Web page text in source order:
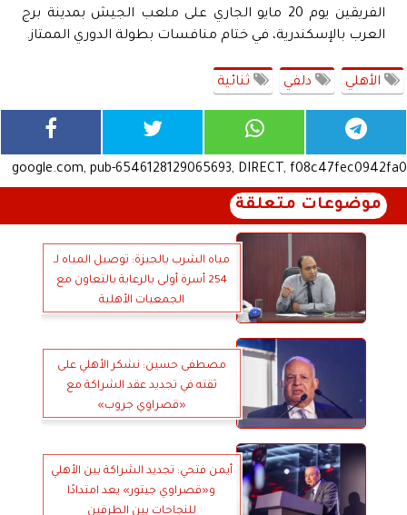
الفريقين يوم 20 مايو الجاري على ملعب الجيش بمدينة برج
العرب بالإسكندرية، في ختام منافسات بطولة الدوري الممتاز.
الأهلي دلفي ثنائية
google.com, pub-6546128129065693, DIRECT, f08c47fec0942fa0
موضوعات متعلقة
مياه الشرب بالجيزة: توصيل المياه لـ
254 أسرة أولى بالرعاية بالتعاون مع
الجمعيات الأهلية
مصطفى حسين: نشكر الأهلي على
ثقته في تجديد عقد الشراكة مع
«قصراوي جروب»
أيمن فتحي: تجديد الشراكة بين الأهلي
و«قصراوي جيتور» يعد امتدادًا
للنجاحات بين الطرفين